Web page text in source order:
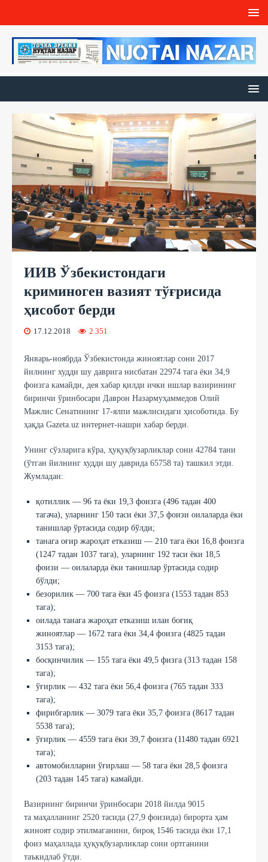
ИИВ Ўзбекистондаги
криминоген вазият тўғрисида
ҳисобот берди
17.12.2018 2 351
Январь-ноябрда Ўзбекистонда жиноятлар сони 2017
йилнинг худди шу даврига нисбатан 22974 тага ёки 34,9
фоизга камайди, дея хабар қилди ички ишлар вазирининг
биринчи ўринбосари Даврон Назармуҳаммедов Олий
Мажлис Сенатининг 17-ялпи мажлисидаги ҳисоботида. Бу
ҳақда Gazeta.uz интернет-нашри хабар берди.
Унинг сўзларига кўра, ҳуқуқбузарликлар сони 42784 тани
(ўтган йилнинг худди шу даврида 65758 та) ташкил этди.
Жумладан:
қотиллик — 96 та ёки 19,3 фоизга (496 тадан 400
тагача), уларнинг 150 таси ёки 37,5 фоизи оилаларда ёки
танишлар ўртасида содир бўлди;
танага оғир жароҳат етказиш — 210 тага ёки 16,8 фоизга
(1247 тадан 1037 тага), уларнинг 192 таси ёки 18,5
фоизи — оилаларда ёки танишлар ўртасида содир
бўлди;
безорилик — 700 тага ёки 45 фоизга (1553 тадан 853
тага);
оилада танага жароҳат етказиш илан боғиқ
жиноятлар — 1672 тага ёки 34,4 фоизга (4825 тадан
3153 тага);
босқинчилик — 155 тага ёки 49,5 физга (313 тадан 158
тага);
ўғирлик — 432 тага ёки 56,4 фоизга (765 тадан 333
тага);
фирибгарлик — 3079 тага ёки 35,7 фоизга (8617 тадан
5538 тага);
ўғирлик — 4559 тага ёки 39,7 фоизга (11480 тадан 6921
тага);
автомобилларни ўғирлаш — 58 тага ёки 28,5 фоизга
(203 тадан 145 тага) камайди.
Вазирнинг биринчи ўринбосари 2018 йилда 9015
та маҳалланинг 2520 тасида (27,9 фоизида) бирорта ҳам
жиноят содир этилмаганини, бироқ 1546 тасида ёки 17,1
фоиз маҳаллада ҳуқуқбузарликлар сони ортганини
таъкидлаб ўтди.